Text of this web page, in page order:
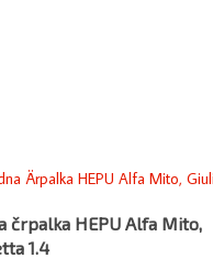
črpalka HEPU Alfa Mito,
1.4